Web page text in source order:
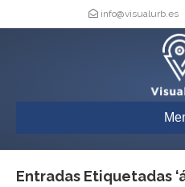
info@visualurb.es
Entradas Etiquetadas